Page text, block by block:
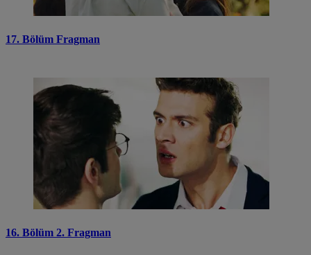
17. Bölüm Fragman
16. Bölüm 2. Fragman